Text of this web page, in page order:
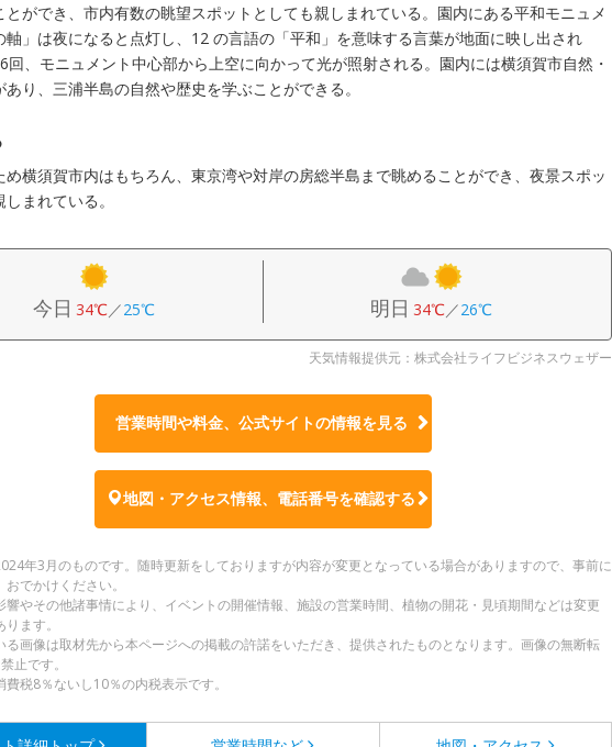
とができ、市内有数の眺望スポットとしても親しまれている。園内にある平和モニュメ
軸」は夜になると点灯し、12 の言語の「平和」を意味する言葉が地面に映し出され
回、モニュメント中心部から上空に向かって光が照射される。園内には横須賀市自然・
あり、三浦半島の自然や歴史を学ぶことができる。
め横須賀市内はもちろん、東京湾や対岸の房総半島まで眺めることができ、夜景スポッ
まれている。
今日 34℃／25℃ 明日 34℃／26℃
天気情報提供元：株式会社ライフビジネスウェザー
営業時間や料金、公式サイトの情報を見る
地図・アクセス情報、電話番号を確認する
年3月のものです。随時更新をしておりますが内容が変更となっている場合がありますので、事前に
でかけください。
やその他諸事情により、イベントの開催情報、施設の営業時間、植物の開花・見頃期間などは変更
ます。
画像は取材先から本ページへの掲載の許諾をいただき、提供されたものとなります。画像の無断転
止です。
税8％ないし10％の内税表示です。